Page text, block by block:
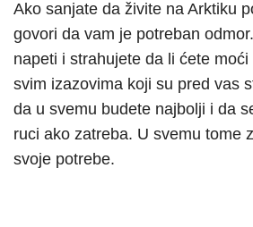
Ako sanjate da živite na Arktiku
govori da vam je potreban
napeti i strahujete da li ćete
svim izazovima koji su pred vas
da u svemu budete najbolji i da
ruci ako zatreba. U svemu tome
svoje potrebe.